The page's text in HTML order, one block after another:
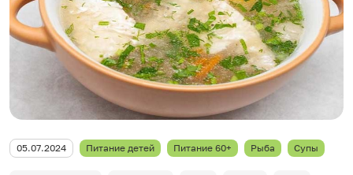
05.07.2024 Питание детей Питание 60+ Рыба Супы